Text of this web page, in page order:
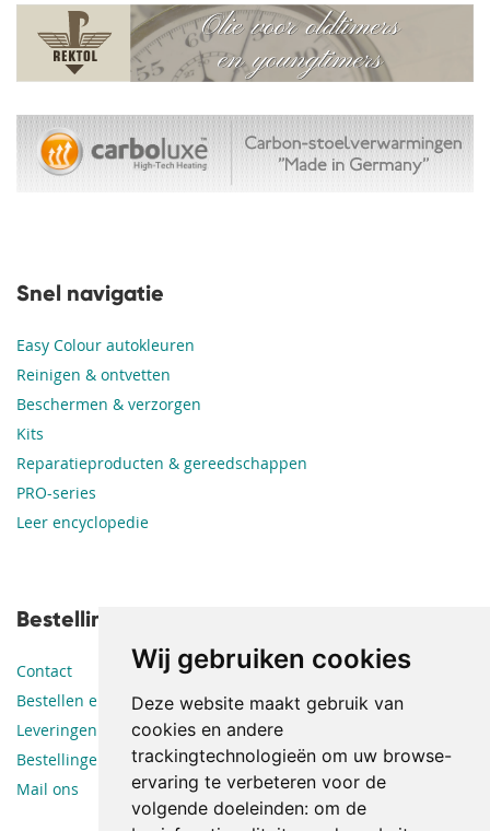
Wij gebruiken cookies
Deze website maakt gebruik van
cookies en andere
trackingtechnologieën om uw browse-
ervaring te verbeteren voor de
volgende doeleinden: om de
Snel navigatie
Easy Colour autokleuren
Reinigen & ontvetten
Beschermen & verzorgen
Kits
Reparatieproducten & gereedschappen
PRO-series
Leer encyclopedie
Bestellingen en leveringen
Contact
Bestellen en betalen
Leveringen
Bestellingen en retouren
Mail ons